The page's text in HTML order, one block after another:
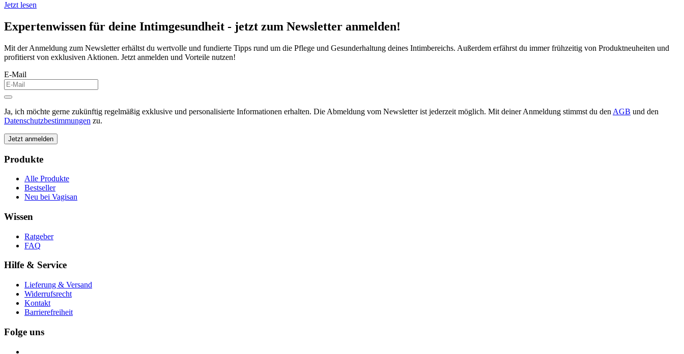
Jetzt lesen
Expertenwissen für deine Intimgesundheit - jetzt zum Newsletter anmelden!
Mit der Anmeldung zum Newsletter erhältst du wertvolle und fundierte Tipps rund um die Pflege und Gesunderhaltung deines Intimbereichs. Außerdem erfährst du immer frühzeitig von Produktneuheiten und
profitierst von exklusiven Aktionen. Jetzt anmelden und Vorteile nutzen!
E-Mail
Ja, ich möchte gerne zukünftig regelmäßig exklusive und personalisierte Informationen erhalten. Die Abmeldung vom Newsletter ist jederzeit möglich. Mit deiner Anmeldung stimmst du den AGB und den
Datenschutzbestimmungen zu.
Jetzt anmelden
Produkte
Alle Produkte
Bestseller
Neu bei Vagisan
Wissen
Ratgeber
FAQ
Hilfe & Service
Lieferung & Versand
Widerrufsrecht
Kontakt
Barrierefreiheit
Folge uns